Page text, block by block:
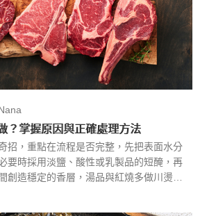
？掌握原因與正確處理方法
招，重點在流程是否完整，先把表面水分
要時採用淡鹽、酸性或乳製品的短醃，再
創造穩定的香層，湯品與紅燒多做川燙與